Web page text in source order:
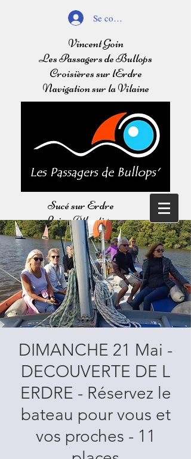
Se connecter
Vincent Goin
Les Passagers de Bullops
Croisières sur lErdre
Navigation sur la Vilaine
Sucé sur Erdre
Loire Atlantique
Balades sur l'Erdre
Navigation sur la Vilaine
DIMANCHE 21 Mai -
DECOUVERTE DE L
ERDRE - Réservez le
bateau pour vous et
vos proches - 11